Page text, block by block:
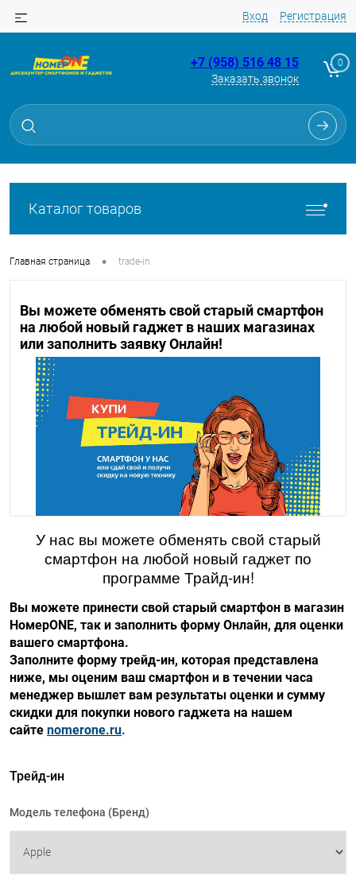
Вход Регистрация
+7 (958) 516 48 15
Заказать звонок
0
Каталог товаров
Главная страница • trade-in
Вы можете обменять свой старый смартфон
на любой новый гаджет в наших магазинах
или заполнить заявку Онлайн!
У нас вы можете обменять свой старый
смартфон на любой новый гаджет по
программе Трайд-ин!
Вы можете принести свой старый смартфон в магазин
НомерONE, так и заполнить форму Онлайн, для оценки
вашего смартфона.
Заполните форму трейд-ин, которая представлена
ниже, мы оценим ваш смартфон и в течении часа
менеджер вышлет вам результаты оценки и сумму
скидки для покупки нового гаджета на нашем
сайте nomerone.ru.
Трейд-ин
Модель телефона (Бренд)